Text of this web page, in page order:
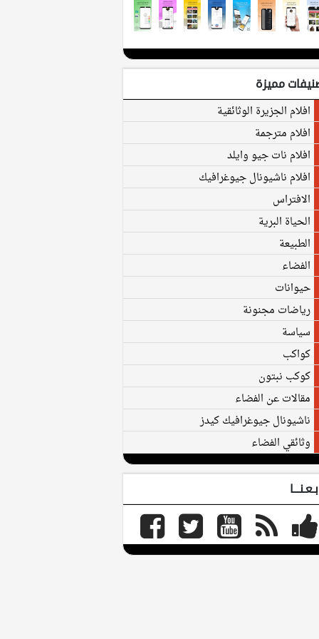
مميزة
افلام الجزيرة الوثائقية
افلام مترجمة
افلام نات جيو وايلد
افلام ناشيونال جيوغرافيك
الافتراس
الحياة البرية
الطبيعة
الفضاء
حيوانات
رياضات مجنونة
سياسة
كواكب
كوكب نبتون
مقالات عن الفضاء
ناشيونال جيوغرافيك كيدز
وثائقي الفضاء